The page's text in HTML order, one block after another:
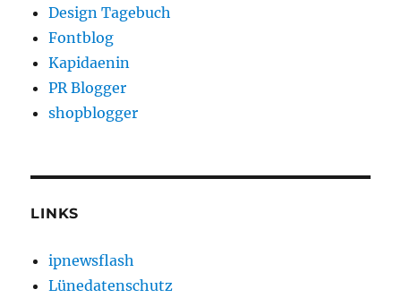
Design Tagebuch
Fontblog
Kapidaenin
PR Blogger
shopblogger
LINKS
ipnewsflash
Lünedatenschutz